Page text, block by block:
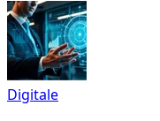
Digitale